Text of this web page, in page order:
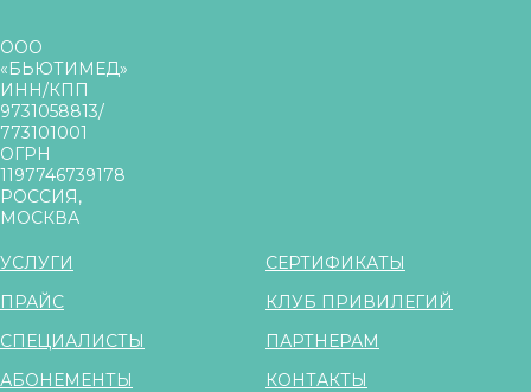
ООО
«БЬЮТИМЕД»
ИНН/КПП
9731058813/
773101001
ОГРН
1197746739178
РОССИЯ,
МОСКВА
УСЛУГИ
ПРАЙС
СПЕЦИАЛИСТЫ
АБОНЕМЕНТЫ
СЕРТИФИКАТЫ
КЛУБ ПРИВИЛЕГИЙ
ПАРТНЕРАМ
КОНТАКТЫ